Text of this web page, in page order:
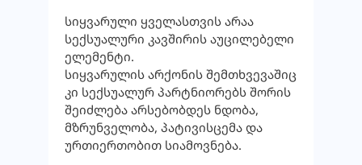
სიყვარული ყველასთვის არაა
სექსუალური კავშირის აუცილებელი
ელემენტი.
სიყვარულის არქონის შემთხვევაშიც
კი სექსუალურ პარტნიორებს შორის
შეიძლება არსებობდეს ნდობა,
მზრუნველობა, პატივისცემა და
ურთიერთობით სიამოვნება.